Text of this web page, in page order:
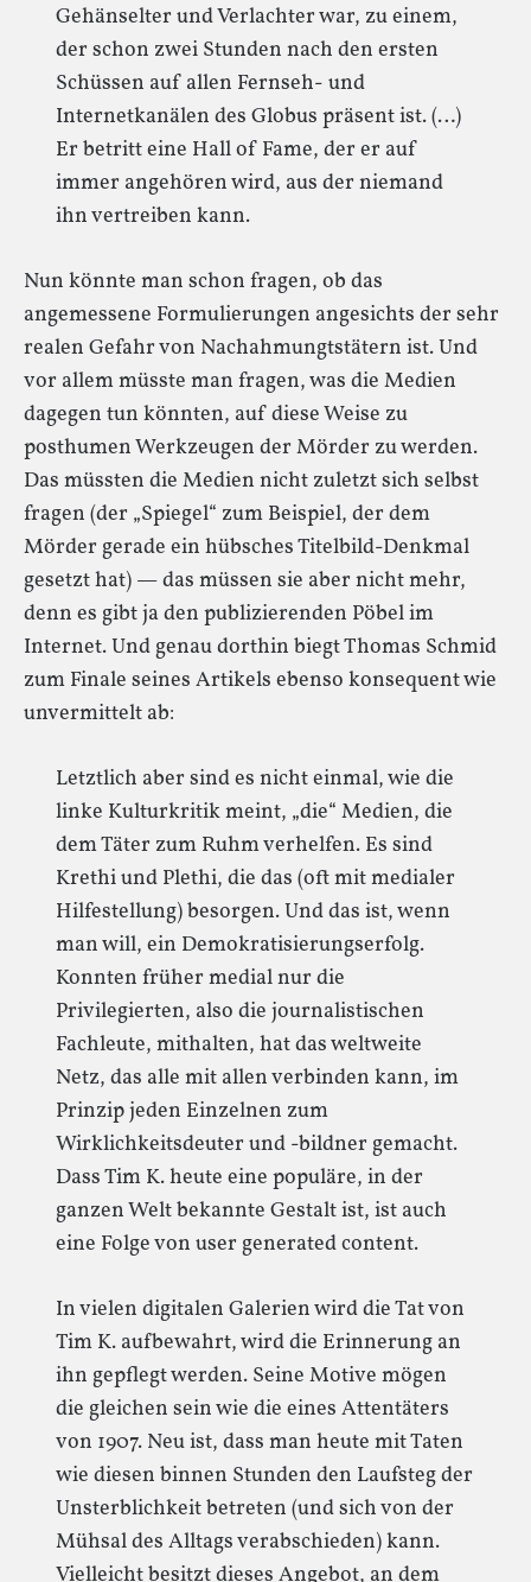
Gehänselter und Verlachter war, zu einem,
der schon zwei Stunden nach den ersten
Schüssen auf allen Fernseh- und
Internetkanälen des Globus präsent ist. (…)
Er betritt eine Hall of Fame, der er auf
immer angehören wird, aus der niemand
ihn vertreiben kann.
Nun könnte man schon fragen, ob das
angemessene Formulierungen angesichts der sehr
realen Gefahr von Nachahmungtstätern ist. Und
vor allem müsste man fragen, was die Medien
dagegen tun könnten, auf diese Weise zu
posthumen Werkzeugen der Mörder zu werden.
Das müssten die Medien nicht zuletzt sich selbst
fragen (der „Spiegel“ zum Beispiel, der dem
Mörder gerade ein hübsches Titelbild-Denkmal
gesetzt hat) — das müssen sie aber nicht mehr,
denn es gibt ja den publizierenden Pöbel im
Internet. Und genau dorthin biegt Thomas Schmid
zum Finale seines Artikels ebenso konsequent wie
unvermittelt ab:
Letztlich aber sind es nicht einmal, wie die
linke Kulturkritik meint, „die“ Medien, die
dem Täter zum Ruhm verhelfen. Es sind
Krethi und Plethi, die das (oft mit medialer
Hilfestellung) besorgen. Und das ist, wenn
man will, ein Demokratisierungserfolg.
Konnten früher medial nur die
Privilegierten, also die journalistischen
Fachleute, mithalten, hat das weltweite
Netz, das alle mit allen verbinden kann, im
Prinzip jeden Einzelnen zum
Wirklichkeitsdeuter und -bildner gemacht.
Dass Tim K. heute eine populäre, in der
ganzen Welt bekannte Gestalt ist, ist auch
eine Folge von user generated content.
In vielen digitalen Galerien wird die Tat von
Tim K. aufbewahrt, wird die Erinnerung an
ihn gepflegt werden. Seine Motive mögen
die gleichen sein wie die eines Attentäters
von 1907. Neu ist, dass man heute mit Taten
wie diesen binnen Stunden den Laufsteg der
Unsterblichkeit betreten (und sich von der
Mühsal des Alltags verabschieden) kann.
Vielleicht besitzt dieses Angebot, an dem